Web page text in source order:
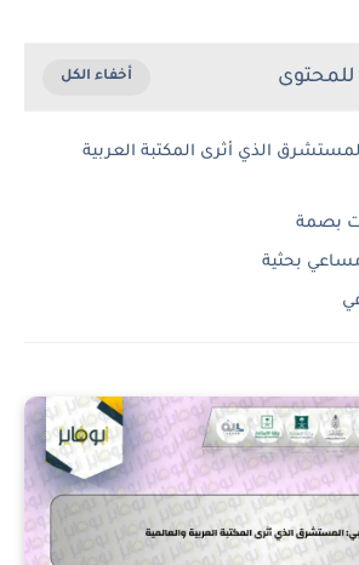
الذي أثرى المكتبة العربية
بصمة
بحثية